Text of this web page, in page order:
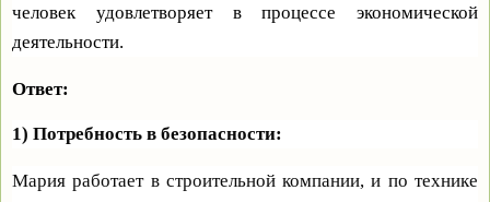
человек удовлетворяет в процессе экономической
деятельности.
Ответ:
1) Потребность в безопасности:
Мария работает в строительной компании, и по технике